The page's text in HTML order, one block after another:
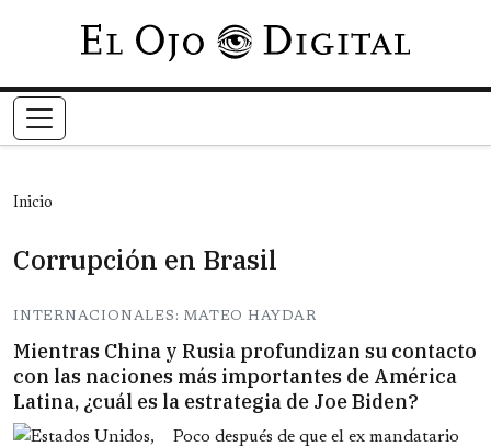
Pasar al contenido principal
Inicio
Corrupción en Brasil
INTERNACIONALES: MATEO HAYDAR
Mientras China y Rusia profundizan su contacto
con las naciones más importantes de América
Latina, ¿cuál es la estrategia de Joe Biden?
Poco después de que el ex mandatario